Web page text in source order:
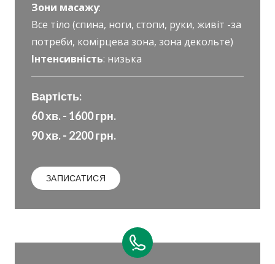
Зони масажу:
Все тіло (спина, ноги, стопи, руки, живіт -за
потреби, комірцева зона, зона декольте)
Інтенсивність: низька
Вартість:
60 хв. - 1600 грн.
90 хв. - 2200 грн.
ЗАПИСАТИСЯ